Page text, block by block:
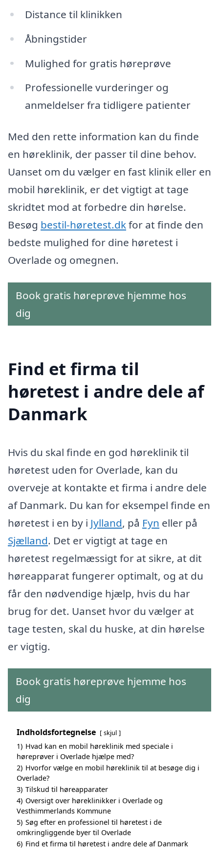
Distance til klinikken
Åbningstider
Mulighed for gratis høreprøve
Professionelle vurderinger og
anmeldelser fra tidligere patienter
Med den rette information kan du finde
en høreklinik, der passer til dine behov.
Uanset om du vælger en fast klinik eller en
mobil høreklinik, er det vigtigt at tage
skridtet mod at forbedre din hørelse.
Besøg bestil-høretest.dkfor at finde den
bedste mulighed for dine høretest i
Overlade og omegnen.
Book gratis høreprøve hjemme hos
dig
Find et firma til
høretest i andre dele af
Danmark
Hvis du skal finde en god høreklinik til
høretest uden for Overlade, kan du
overveje at kontakte et firma i andre dele
af Danmark. Du kan for eksempel finde en
høretest i en by i Jylland, på Fyn eller på
Sjælland. Det er vigtigt at tage en
høretest regelmæssigt for at sikre, at dit
høreapparat fungerer optimalt, og at du
får den nødvendige hjælp, hvis du har
brug for det. Uanset hvor du vælger at
tage testen, skal du huske, at din hørelse
er vigtig.
Book gratis høreprøve hjemme hos
dig
Indholdsfortegnelse skjul
1) Hvad kan en mobil høreklinik med speciale i
høreprøver i Overlade hjælpe med?
2) Hvorfor vælge en mobil høreklinik til at besøge dig i
Overlade?
3) Tilskud til høreapparater
4) Oversigt over høreklinikker i Overlade og
Vesthimmerlands Kommune
5) Søg efter en professionel til høretest i de
omkringliggende byer til Overlade
6) Find et firma til høretest i andre dele af Danmark